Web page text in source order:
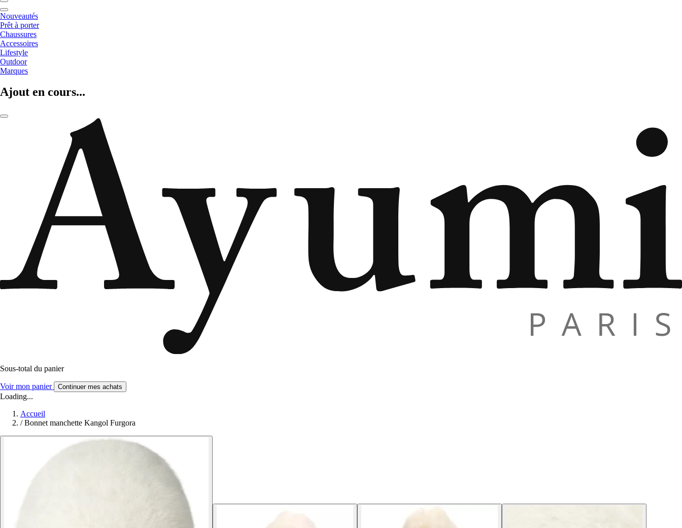
Nouveautés
Prêt à porter
Chaussures
Accessoires
Lifestyle
Outdoor
Marques
Ajout en cours...
Sous-total du panier
Voir mon panier Continuer mes achats
Loading...
Accueil
/ Bonnet manchette Kangol Furgora